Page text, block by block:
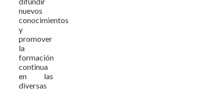
nuevos
conocimientos
y
promover
la
formación
continua
en las
diversas